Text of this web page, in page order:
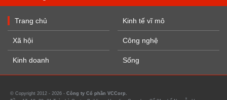
Trang chủ
Xã hội
Kinh doanh
Kinh tế vĩ mô
Công nghệ
Sống
© Copyright 2012 - 2026 - Công ty Cổ phần VCCorp.